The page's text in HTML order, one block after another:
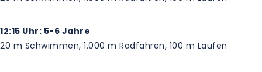
12:15 Uhr: 5-6 Jahre
20 m Schwimmen, 1.000 m Radfahren, 100 m Laufen